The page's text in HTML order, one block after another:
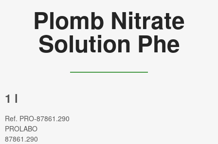
Plomb Nitrate
Solution Phe
1 l
Ref. PRO-87861.290
PROLABO
87861.290